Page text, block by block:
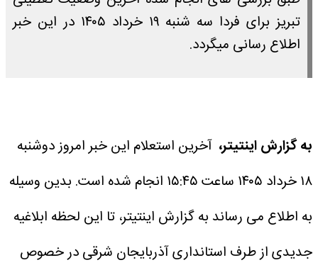
تبریز برای فردا سه شنبه ۱۹ خرداد ۱۴۰۵ در این خبر
اطلاع رسانی میگردد.
به گزارش اینتیتر، آخرین استعلام این خبر امروز دوشنبه
۱۸ خرداد ۱۴۰۵ ساعت ۱۵:۴۵ انجام شده است.
بدین وسیله
به اطلاع می رساند به گزارش اینتیتر، تا این لحظه ابلاغیه
جدیدی از طرف استانداری آذربایجان شرقی در خصوص